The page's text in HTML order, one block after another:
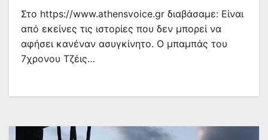
Στο https://www.athensvoice.gr διαβάσαμε: Είναι
από εκείνες τις ιστορίες που δεν μπορεί να
αφήσει κανέναν ασυγκίνητο. Ο μπαμπάς του
7χρονου Τζέις…